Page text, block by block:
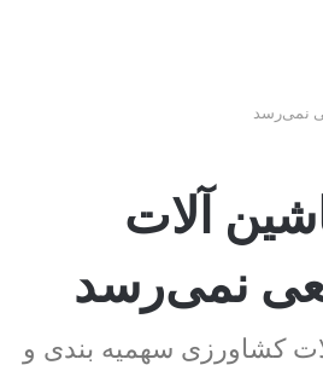
نمی‌رسد
آلات
نمی‌رسد
کشاورزی سهمیه بندی و